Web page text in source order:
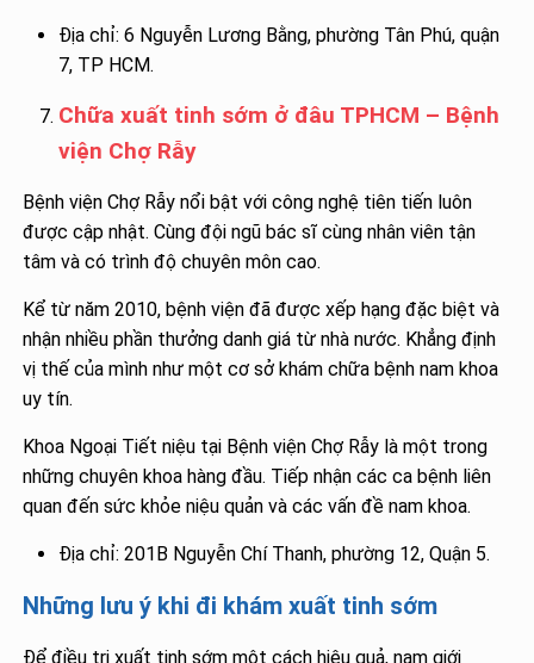
Địa chỉ: 6 Nguyễn Lương Bằng, phường Tân Phú, quận
7, TP HCM.
Chữa xuất tinh sớm ở đâu TPHCM – Bệnh
viện Chợ Rẫy
Bệnh viện Chợ Rẫy nổi bật với công nghệ tiên tiến luôn
được cập nhật. Cùng đội ngũ bác sĩ cùng nhân viên tận
tâm và có trình độ chuyên môn cao.
Kể từ năm 2010, bệnh viện đã được xếp hạng đặc biệt và
nhận nhiều phần thưởng danh giá từ nhà nước. Khẳng định
vị thế của mình như một cơ sở khám chữa bệnh nam khoa
uy tín.
Khoa Ngoại Tiết niệu tại Bệnh viện Chợ Rẫy là một trong
những chuyên khoa hàng đầu. Tiếp nhận các ca bệnh liên
quan đến sức khỏe niệu quản và các vấn đề nam khoa.
Địa chỉ: 201B Nguyễn Chí Thanh, phường 12, Quận 5.
Những lưu ý khi đi khám xuất tinh sớm
Để điều trị xuất tinh sớm một cách hiệu quả, nam giới